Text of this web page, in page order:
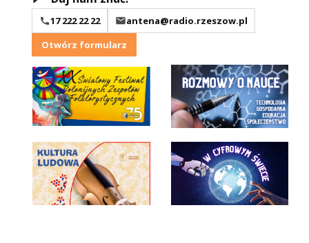
17 222 22 22
antena@radio.rzeszow.pl
Otwórz formularz